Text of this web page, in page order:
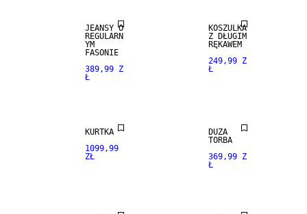
JEANSY O
REGULARN
YM
FASONIE
389,99 Z
Ł
KOSZULKA
Z DŁUGIM
RĘKAWEM
249,99 Z
Ł
NEW
ARRIVALS
PREMIUM
KURTKA
1099,99
ZŁ
DUŻA
TORBA
369,99 Z
Ł
NEW